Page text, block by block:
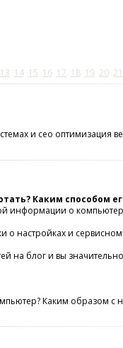
13 14 15 16 17 18 19 20 21
и сео оптимизация
Каким способом
информации о
о настройках и
на блог и вы
Каким образом с